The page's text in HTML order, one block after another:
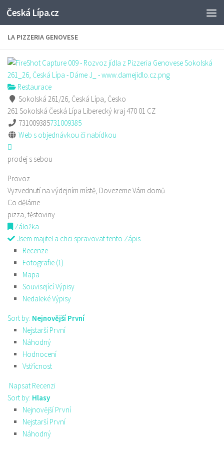
Skip to content
Česká Lípa.cz
LA PIZZERIA GENOVESE
Restaurace
Sokolská 261/26, Česká Lípa, Česko
261 Sokolská Česká Lípa Liberecký kraj470 01 CZ
731009385731009385
Web s objednávkou či nabídkou
prodej s sebou
Provoz
Vyzvednutí na výdejním místě, Dovezeme Vám domů
Co děláme
pizza, těstoviny
Záložka
Jsem majitel a chci spravovat tento Zápis
Recenze
Fotografie (1)
Mapa
Související Výpisy
Nedaleké Výpisy
Sort by: Nejnovější První
Nejstarší První
Náhodný
Hodnocení
Vstřícnost
Napsat Recenzi
Sort by: Hlasy
Nejnovější První
Nejstarší První
Náhodný